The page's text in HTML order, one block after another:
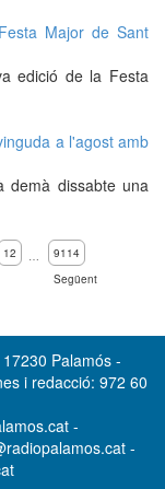
Major de Sant
edició de la Festa
a l'agost amb
demà dissabte una
12 …
9114
Següent
Palamós -
i redacció: 972 60
-
-